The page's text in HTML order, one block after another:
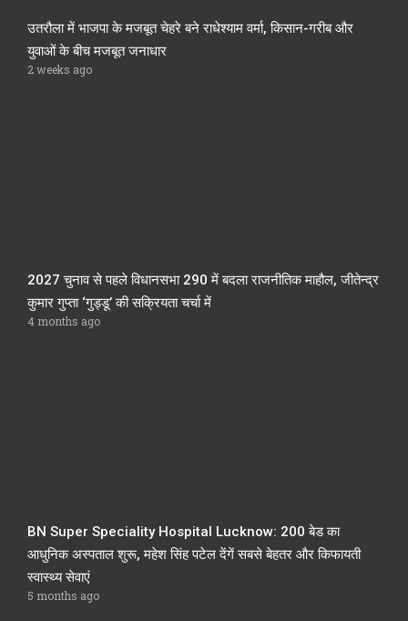
उतरौला में भाजपा के मजबूत चेहरे बने राधेश्याम वर्मा, किसान-गरीब और
युवाओं के बीच मजबूत जनाधार
2 weeks ago
2027 चुनाव से पहले विधानसभा 290 में बदला राजनीतिक माहौल, जीतेन्द्र
कुमार गुप्ता ‘गुड्डू’ की सक्रियता चर्चा में
4 months ago
BN Super Speciality Hospital Lucknow: 200 बेड का
आधुनिक अस्पताल शुरू, महेश सिंह पटेल देंगें सबसे बेहतर और किफायती
स्वास्थ्य सेवाएं
5 months ago